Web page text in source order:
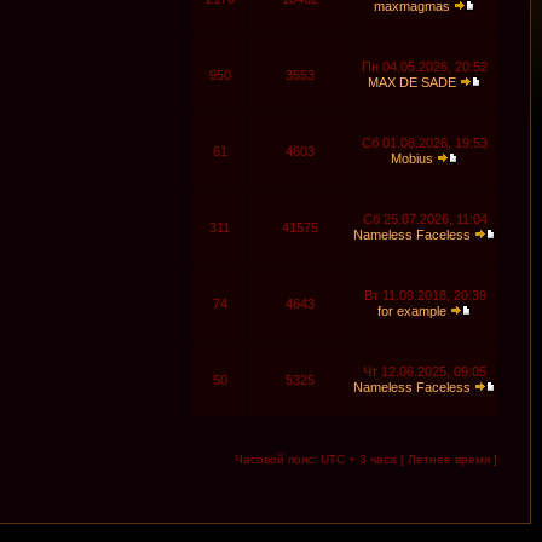
maxmagmas
950 3553
Пн 04.05.2026, 20:52
MAX DE SADE
61 4603
Сб 01.08.2026, 19:53
Mobius
311 41575
Сб 25.07.2026, 11:04
Nameless Faceless
74 4643
Вт 11.09.2018, 20:39
for example
50 5325
Чт 12.06.2025, 09:05
Nameless Faceless
Часовой пояс: UTC + 3 часа [ Летнее время ]